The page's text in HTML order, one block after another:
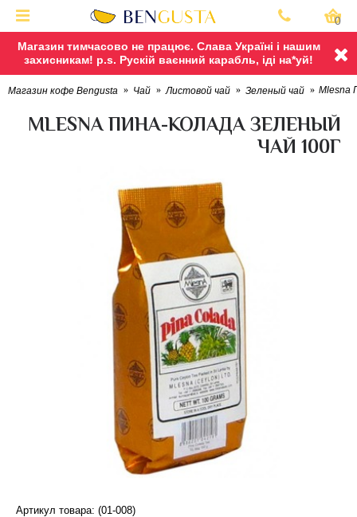
Магазин тимчасово не працює. Слава Україні і нашим
захисникам! p.s. Рускій ваєнний карабль, іді на*уй!
0
Магазин кофе Bengusta Чай Листовой чай Зеленый чай Mlesna
MLESNA ПИНА-КОЛАДА ЗЕЛЕНЫЙ
ЧАЙ 100Г
Артикул товара: (01-008)